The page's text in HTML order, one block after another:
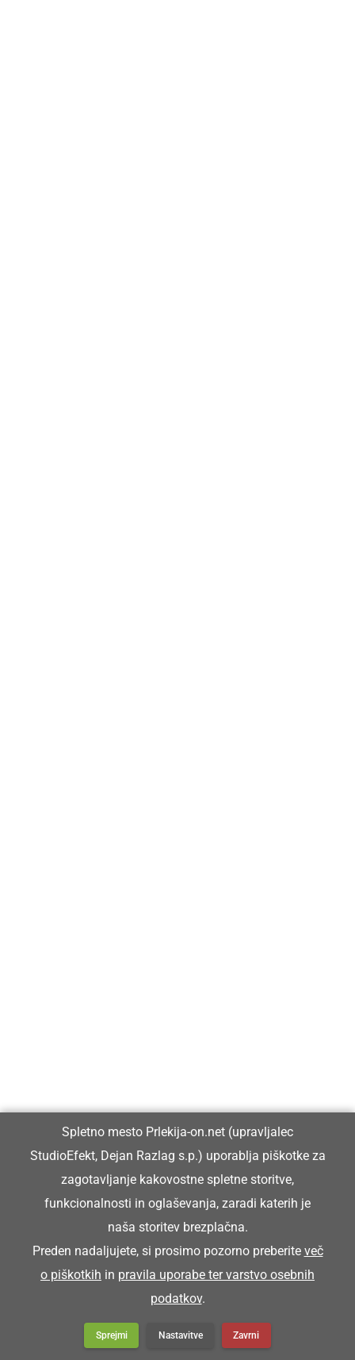
Spletno mesto Prlekija-on.net (upravljalec
StudioEfekt, Dejan Razlag s.p.) uporablja piškotke za
zagotavljanje kakovostne spletne storitve,
funkcionalnosti in oglaševanja, zaradi katerih je
naša storitev brezplačna.
Preden nadaljujete, si prosimo pozorno preberite več
o piškotkih in pravila uporabe ter varstvo osebnih
podatkov.
Sprejmi Nastavitve Zavrni